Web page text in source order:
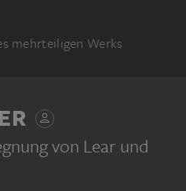
mehrteiligen Werks
von Lear und